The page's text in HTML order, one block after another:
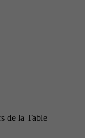
de la Table